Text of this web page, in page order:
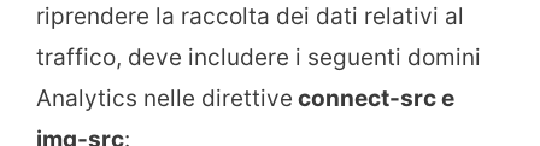
riprendere la raccolta dei dati relativi al
traffico, deve includere i seguenti domini
Analytics nelle direttive connect-src e
img-src: